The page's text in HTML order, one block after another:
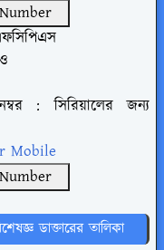
নম্বর :সিরিয়ালের জন্য
Mobile
ডাক্তারের তালিকা